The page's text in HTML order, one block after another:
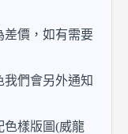
差價，如有需要
們會另外通知
色樣版圖(威龍